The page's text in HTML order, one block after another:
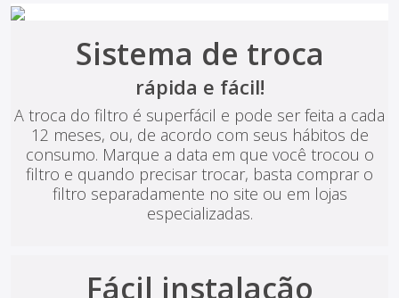
Sistema de troca
rápida e fácil!
A troca do filtro é superfácil e pode ser feita a cada
12 meses, ou, de acordo com seus hábitos de
consumo. Marque a data em que você trocou o
filtro e quando precisar trocar, basta comprar o
filtro separadamente no site ou em lojas
especializadas.
Fácil instalação